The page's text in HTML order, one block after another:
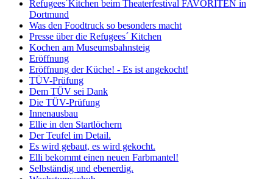
Refugees´Kitchen beim Theaterfestival FAVORITEN in
Dortmund
Was den Foodtruck so besonders macht
Presse über die Refugees´ Kitchen
Kochen am Museumsbahnsteig
Eröffnung
Eröffnung der Küche! - Es ist angekocht!
TÜV-Prüfung
Dem TÜV sei Dank
Die TÜV-Prüfung
Innenausbau
Ellie in den Startlöchern
Der Teufel im Detail.
Es wird gebaut, es wird gekocht.
Elli bekommt einen neuen Farbmantel!
Selbständig und ebenerdig.